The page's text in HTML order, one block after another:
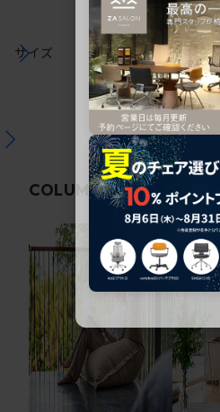
サイズ
COLUMN関連コラム